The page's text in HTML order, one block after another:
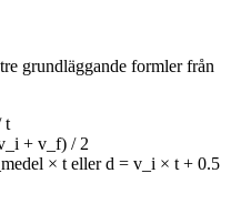
grundläggande formler från
t
+ v_f) / 2
× t eller d = v_i × t + 0.5